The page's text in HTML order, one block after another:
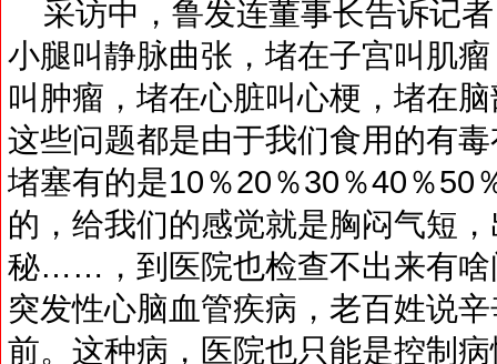
采访中，鲁发连董事长告诉记
小腿叫静脉曲张，堵在子宫叫肌
叫肿瘤，堵在心脏叫心梗，堵在
这些问题都是由于我们食用的有
堵塞有的是10％20％30％40％50
的，给我们的感觉就是胸闷气短
秘……，到医院也检查不出来有啥
突发性心脑血管疾病，老百姓说
前。这种病，医院也只能是控制